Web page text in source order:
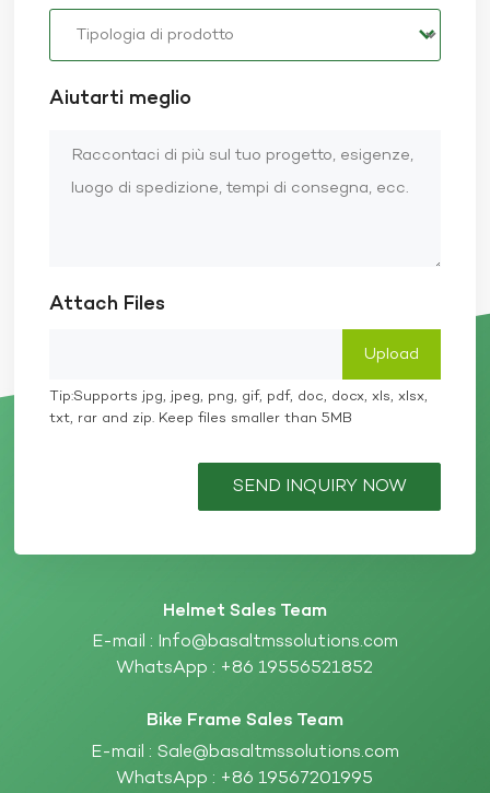
Aiutarti meglio
Attach Files
Tip:Supports jpg, jpeg, png, gif, pdf, doc, docx, xls, xlsx,
txt, rar and zip. Keep files smaller than 5MB
SEND INQUIRY NOW
Helmet Sales Team
E-mail : Info@basaltmssolutions.com
WhatsApp : +86 19556521852
Bike Frame Sales Team
E-mail : Sale@basaltmssolutions.com
WhatsApp : +86 19567201995